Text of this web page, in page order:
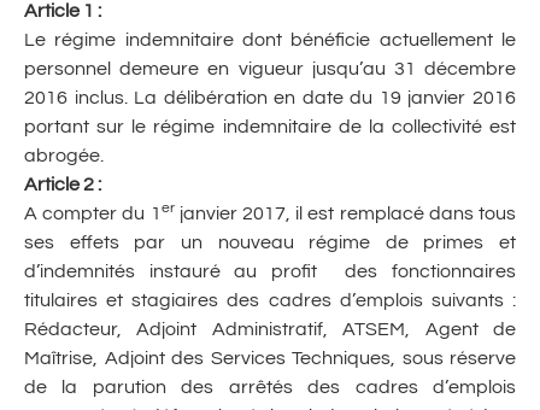
Article 1 :
Le régime indemnitaire dont bénéficie actuellement le
personnel demeure en vigueur jusqu’au 31 décembre
2016 inclus. La délibération en date du 19 janvier 2016
portant sur le régime indemnitaire de la collectivité est
abrogée.
Article 2 :
A compter du 1 er janvier 2017, il est remplacé dans tous
ses effets par un nouveau régime de primes et
d’indemnités instauré au profit des fonctionnaires
titulaires et stagiaires des cadres d’emplois suivants :
Rédacteur, Adjoint Administratif, ATSEM, Agent de
Maîtrise, Adjoint des Services Techniques, sous réserve
de la parution des arrêtés des cadres d’emplois